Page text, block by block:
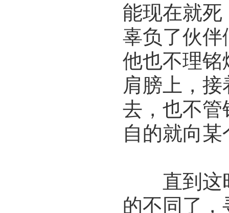
能现在就
辜负了伙
他也不理铭
肩膀上，
去，也不管
自的就向
直到这时
的不同了